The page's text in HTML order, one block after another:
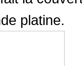
platine.